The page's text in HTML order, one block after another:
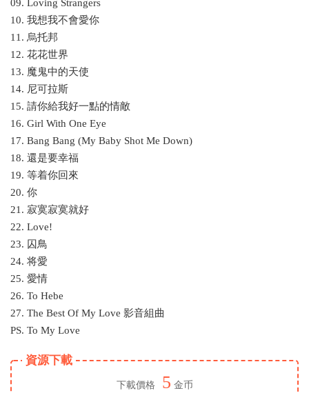
09. Loving Strangers
10. 我想我不會愛你
11. 烏托邦
12. 花花世界
13. 魔鬼中的天使
14. 尼可拉斯
15. 請你給我好一點的情敵
16. Girl With One Eye
17. Bang Bang (My Baby Shot Me Down)
18. 還是要幸福
19. 等着你回來
20. 你
21. 寂寞寂寞就好
22. Love!
23. 囚鳥
24. 将愛
25. 愛情
26. To Hebe
27. The Best Of My Love 影音組曲
PS. To My Love
資源下載
下載價格 5 金币